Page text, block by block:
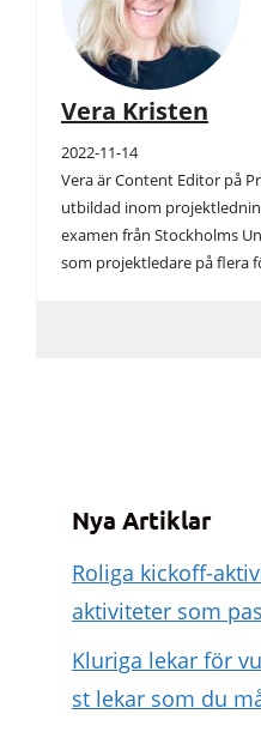
Vera Kristen
2022-11-14
Vera är Content Editor på
utbildad inom
examen från Stockholms
som projektledare på flera
Nya Artiklar
Roliga kickoff-
aktiviteter som
Kluriga lekar för
st lekar som du